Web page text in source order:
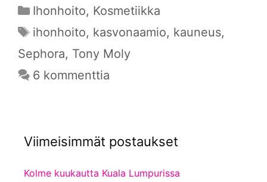
Kategoriat
Ihonhoito, Kosmetiikka
Avainsanat
ihonhoito, kasvonaamio, kauneus,
Sephora, Tony Moly
6 kommenttia
Viimeisimmät postaukset
Kolme kuukautta Kuala Lumpurissa